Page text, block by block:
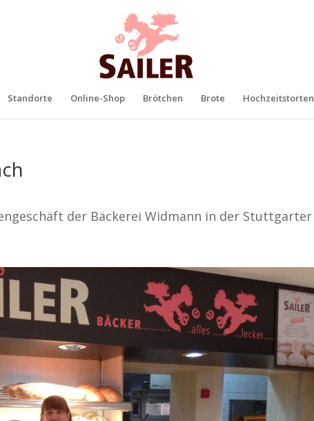
Standorte Online-Shop Brötchen Brote Hochzeitstorten
der Bäckerei Widmann in der Stuttgarter